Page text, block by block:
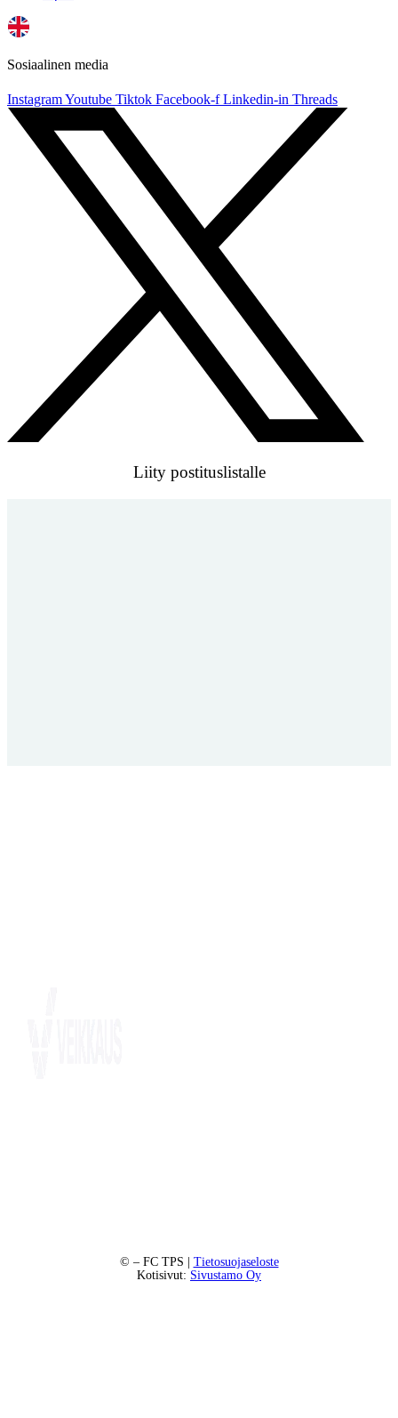
Sosiaalinen media
InstagramYoutube Tiktok Facebook-f Linkedin-in Threads
Liity postituslistalle
© – FC TPS | Tietosuojaseloste
Kotisivut: Sivustamo Oy